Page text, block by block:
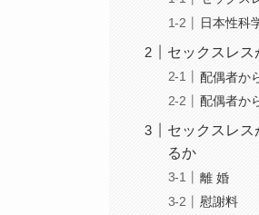
日本性科
セックスレス
配偶者か
配偶者か
セックスレ
るか
離 婚
慰謝料